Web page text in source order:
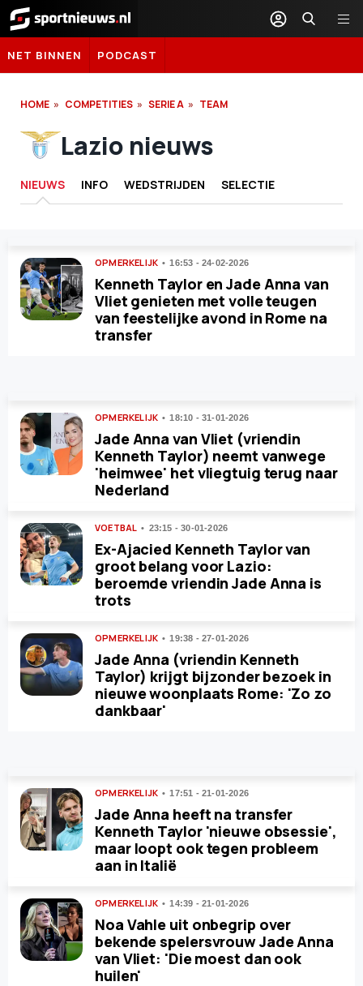
Sportnieuws.nl
NET BINNEN PODCAST
HOME COMPETITIES SERIE A TEAM
Lazio nieuws
NIEUWS INFO WEDSTRIJDEN SELECTIE
OPMERKELIJK 16:53 - 24-02-2026
Kenneth Taylor en Jade Anna van
Vliet genieten met volle teugen
van feestelijke avond in Rome na
transfer
OPMERKELIJK 18:10 - 31-01-2026
Jade Anna van Vliet (vriendin
Kenneth Taylor) neemt vanwege
'heimwee' het vliegtuig terug naar
Nederland
VOETBAL 23:15 - 30-01-2026
Ex-Ajacied Kenneth Taylor van
groot belang voor Lazio:
beroemde vriendin Jade Anna is
trots
OPMERKELIJK 19:38 - 27-01-2026
Jade Anna (vriendin Kenneth
Taylor) krijgt bijzonder bezoek in
nieuwe woonplaats Rome: 'Zo zo
dankbaar'
OPMERKELIJK 17:51 - 21-01-2026
Jade Anna heeft na transfer
Kenneth Taylor 'nieuwe obsessie',
maar loopt ook tegen probleem
aan in Italië
OPMERKELIJK 14:39 - 21-01-2026
Noa Vahle uit onbegrip over
bekende spelersvrouw Jade Anna
van Vliet: 'Die moest dan ook
huilen'